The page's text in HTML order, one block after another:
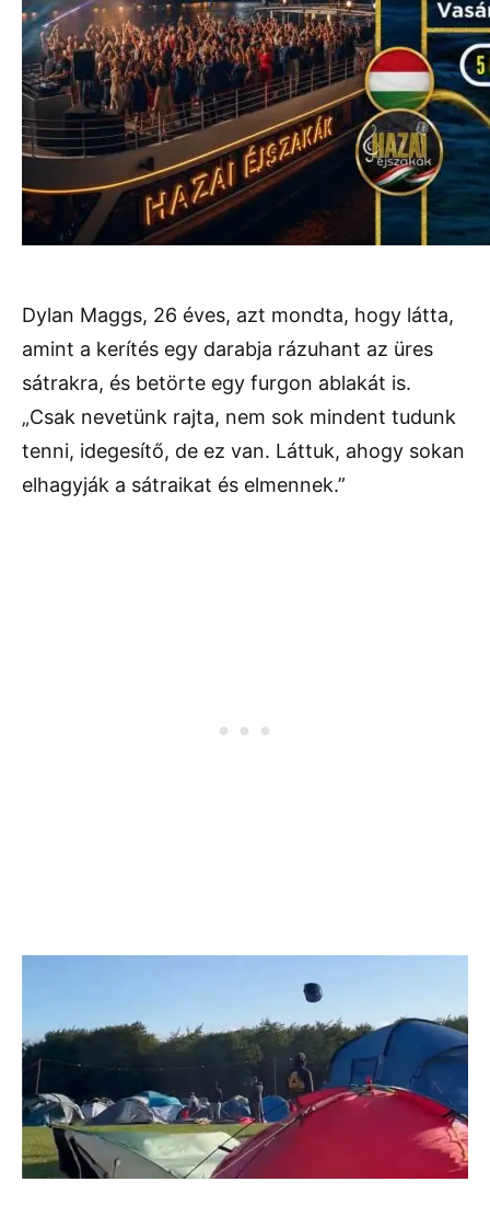
Dylan Maggs, 26 éves, azt mondta, hogy látta,
amint a kerítés egy darabja rázuhant az üres
sátrakra, és betörte egy furgon ablakát is.
„Csak nevetünk rajta, nem sok mindent tudunk
tenni, idegesítő, de ez van. Láttuk, ahogy sokan
elhagyják a sátraikat és elmennek.”